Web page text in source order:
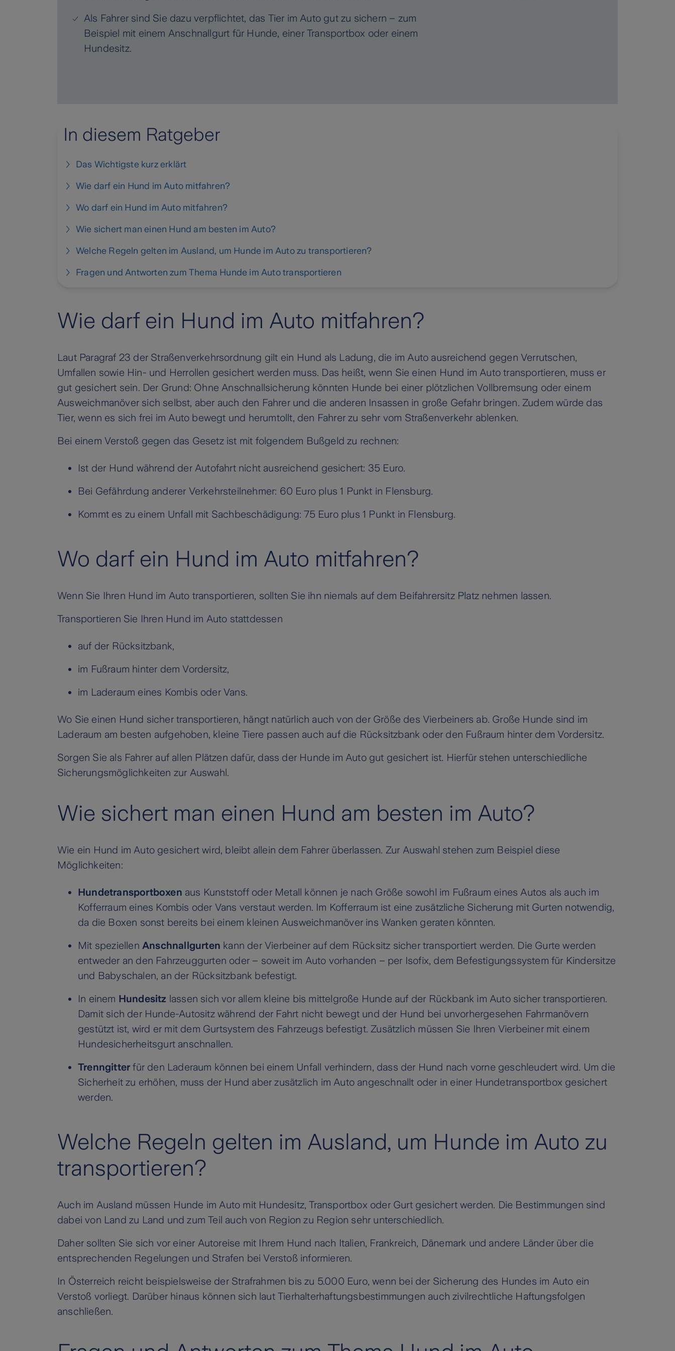
Als Fahrer sind Sie dazu verpflichtet, das Tier im Auto gut zu sichern – zum
Beispiel mit einem Anschnallgurt für Hunde, einer Transportbox oder einem
Hundesitz.
In diesem Ratgeber
Das Wichtigste kurz erklärt
Wie darf ein Hund im Auto mitfahren?
Wo darf ein Hund im Auto mitfahren?
Wie sichert man einen Hund am besten im Auto?
Welche Regeln gelten im Ausland, um Hunde im Auto zu transportieren?
Fragen und Antworten zum Thema Hunde im Auto transportieren
Wie darf ein Hund im Auto mitfahren?
Laut Paragraf 23 der Straßenverkehrsordnung gilt ein Hund als Ladung, die im Auto ausreichend gegen Verrutschen,
Umfallen sowie Hin- und Herrollen gesichert werden muss. Das heißt, wenn Sie einen Hund im Auto transportieren, muss er
gut gesichert sein. Der Grund: Ohne Anschnallsicherung könnten Hunde bei einer plötzlichen Vollbremsung oder einem
Ausweichmanöver sich selbst, aber auch den Fahrer und die anderen Insassen in große Gefahr bringen. Zudem würde das
Tier, wenn es sich frei im Auto bewegt und herumtollt, den Fahrer zu sehr vom Straßenverkehr ablenken.
Bei einem Verstoß gegen das Gesetz ist mit folgendem Bußgeld zu rechnen:
Ist der Hund während der Autofahrt nicht ausreichend gesichert: 35 Euro.
Bei Gefährdung anderer Verkehrsteilnehmer: 60 Euro plus 1 Punkt in Flensburg.
Kommt es zu einem Unfall mit Sachbeschädigung: 75 Euro plus 1 Punkt in Flensburg.
Wo darf ein Hund im Auto mitfahren?
Wenn Sie Ihren Hund im Auto transportieren, sollten Sie ihn niemals auf dem Beifahrersitz Platz nehmen lassen.
Transportieren Sie Ihren Hund im Auto stattdessen
auf der Rücksitzbank,
im Fußraum hinter dem Vordersitz,
im Laderaum eines Kombis oder Vans.
Wo Sie einen Hund sicher transportieren, hängt natürlich auch von der Größe des Vierbeiners ab. Große Hunde sind im
Laderaum am besten aufgehoben, kleine Tiere passen auch auf die Rücksitzbank oder den Fußraum hinter dem Vordersitz.
Sorgen Sie als Fahrer auf allen Plätzen dafür, dass der Hunde im Auto gut gesichert ist. Hierfür stehen unterschiedliche
Sicherungsmöglichkeiten zur Auswahl.
Wie sichert man einen Hund am besten im Auto?
Wie ein Hund im Auto gesichert wird, bleibt allein dem Fahrer überlassen. Zur Auswahl stehen zum Beispiel diese
Möglichkeiten:
Hundetransportboxen aus Kunststoff oder Metall können je nach Größe sowohl im Fußraum eines Autos als auch im
Kofferraum eines Kombis oder Vans verstaut werden. Im Kofferraum ist eine zusätzliche Sicherung mit Gurten notwendig,
da die Boxen sonst bereits bei einem kleinen Ausweichmanöver ins Wanken geraten könnten.
Mit speziellen Anschnallgurten kann der Vierbeiner auf dem Rücksitz sicher transportiert werden. Die Gurte werden
entweder an den Fahrzeuggurten oder – soweit im Auto vorhanden – per Isofix, dem Befestigungssystem für Kindersitze
und Babyschalen, an der Rücksitzbank befestigt.
In einem Hundesitz lassen sich vor allem kleine bis mittelgroße Hunde auf der Rückbank im Auto sicher transportieren.
Damit sich der Hunde-Autositz während der Fahrt nicht bewegt und der Hund bei unvorhergesehen Fahrmanövern
gestützt ist, wird er mit dem Gurtsystem des Fahrzeugs befestigt. Zusätzlich müssen Sie Ihren Vierbeiner mit einem
Hundesicherheitsgurt anschnallen.
Trenngitter für den Laderaum können bei einem Unfall verhindern, dass der Hund nach vorne geschleudert wird. Um die
Sicherheit zu erhöhen, muss der Hund aber zusätzlich im Auto angeschnallt oder in einer Hundetransportbox gesichert
werden.
Welche Regeln gelten im Ausland, um Hunde im Auto zu
transportieren?
Auch im Ausland müssen Hunde im Auto mit Hundesitz, Transportbox oder Gurt gesichert werden. Die Bestimmungen sind
dabei von Land zu Land und zum Teil auch von Region zu Region sehr unterschiedlich.
Daher sollten Sie sich vor einer Autoreise mit Ihrem Hund nach Italien, Frankreich, Dänemark und andere Länder über die
entsprechenden Regelungen und Strafen bei Verstoß informieren.
In Österreich reicht beispielsweise der Strafrahmen bis zu 5.000 Euro, wenn bei der Sicherung des Hundes im Auto ein
Verstoß vorliegt. Darüber hinaus können sich laut Tierhalterhaftungsbestimmungen auch zivilrechtliche Haftungsfolgen
anschließen.